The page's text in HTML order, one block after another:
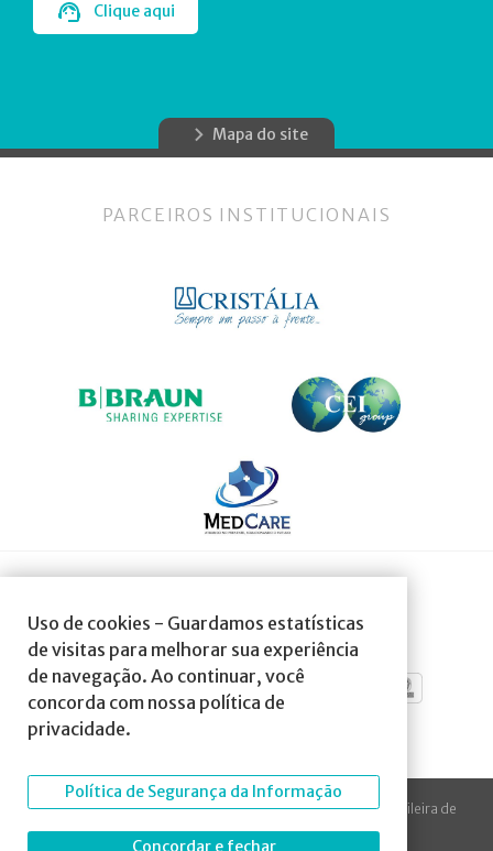
Uso de cookies - Guardamos estatísticas
de visitas para melhorar sua experiência
de navegação. Ao continuar, você
concorda com nossa política de
privacidade.
Política de Segurança da Informação
Concordar e fechar
Clique aqui
Mapa do site
PARCEIROS INSTITUCIONAIS
SOCIEDADE AFILIADA À:
© 2023 Todos os direitos reservados à SBA Sociedade Brasileira de
Anestesiologia.